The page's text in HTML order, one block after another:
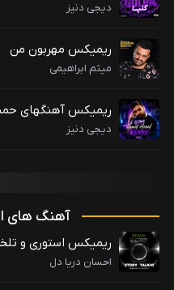
دیجی دنیز
ریمیکس مهربون من
میثم ابراهیمی
ریمیکس آهنگهای
دیجی دنیز
آهنگ های
ریمیکس استوری و
احسان دریا دل